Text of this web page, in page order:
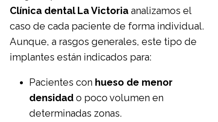
Clínica dental La Victoria analizamos el
caso de cada paciente de forma individual.
Aunque, a rasgos generales, este tipo de
implantes están indicados para:
Pacientes con hueso de menor
densidad o poco volumen en
determinadas zonas.